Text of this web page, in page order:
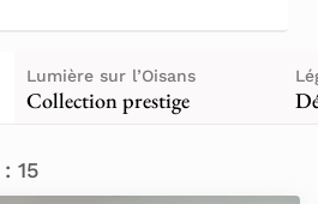
Lumière sur l’Oisans
Collection prestige
15